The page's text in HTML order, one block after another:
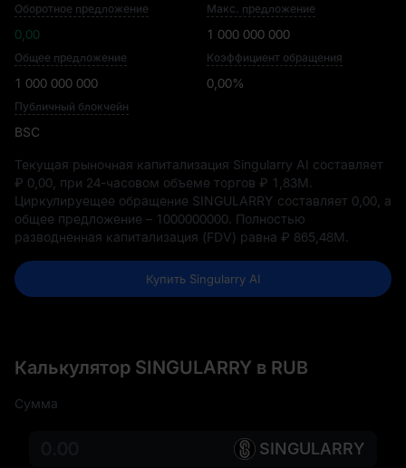
Оборотное предложение
0,00
Макс. предложение
1 000 000 000
Общее предложение
1 000 000 000
Коэффициент обращения
0,00%
Публичный блокчейн
BSC
Текущая рыночная капитализация Singularry AI составляет
₽ 0,00 , при 24-часовом объеме торгов ₽ 1,83M
Циркулируещее обращение SINGULARRY составляет 0,00 , а
общее предложение – 1000000000 . Полностью
разводненная капитализация (FDV) равна ₽ 865,48M
Купить Singularry AI
Калькулятор SINGULARRY в RUB
Сумма
SINGULARRY